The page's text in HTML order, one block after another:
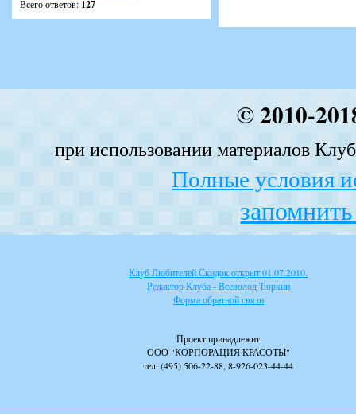
Всего ответов: 127
© 2010-
при использовании материалов
Полные условия
Клуб Любителей Скидок открыт 01.07.2010.
Редактор Клуба - Всеволод Тюркин
Форма обратной связи
Проект принадлежит
ООО "КОРПОРАЦИЯ КРАСОТЫ"
тел. (495) 506-22-88, 8-926-023-44-44